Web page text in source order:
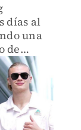
días al
una
de